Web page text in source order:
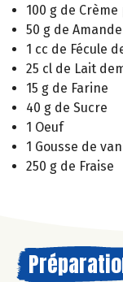
100 g de
50 g de
1 cc de Fécule
25 cl de Lait
15 g de Farine
40 g de Sucre
1 Oeuf
1 Gousse de
250 g de Fraise